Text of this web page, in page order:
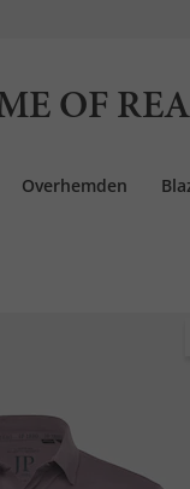
OF
Overhemden